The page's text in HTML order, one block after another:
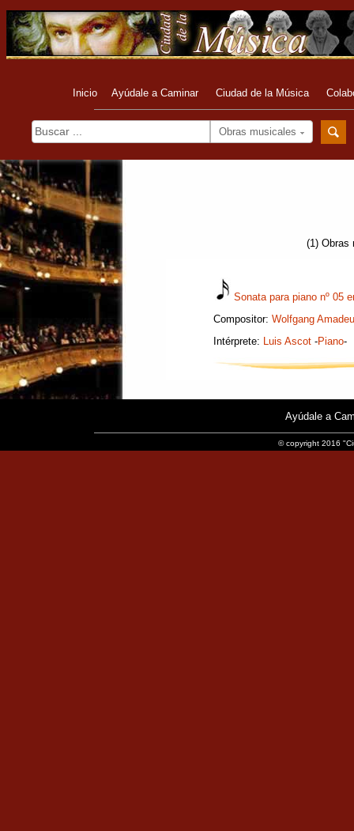
Inicio Ayúdale a Caminar Ciudad de la Música
Obras musicales
(1) Obras
Sonata para piano nº 05
Compositor: Wolfgang
Intérprete: Luis Ascot -Piano-
Ayúdale a
© copyright 2016